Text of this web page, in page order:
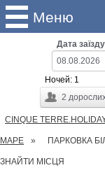
Меню
Дата заїзду
2
Ночей: 1
CINQUE
МАРЕ ПАРКОВКА
ЗНАЙТИ МІСЦЯ